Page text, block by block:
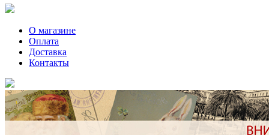
О магазине
Оплата
Доставка
Контакты